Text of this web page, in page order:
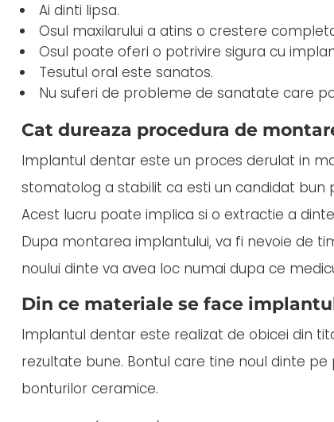
Ai dinti lipsa.
Osul maxilarului a atins o crestere
Osul poate oferi o potrivire sigura cu
Tesutul oral este sanatos.
Nu suferi de probleme de sanatate care
Cat dureaza procedura de
Implantul dentar este un proces derulat in
stomatolog a stabilit ca esti un candidat
Acest lucru poate implica si o extractie a
Dupa montarea implantului, va fi nevoie de
noului dinte va avea loc numai dupa ce
Din ce materiale se face
Implantul dentar este realizat de obicei din
rezultate bune. Bontul care tine noul dinte pe
bonturilor ceramice.